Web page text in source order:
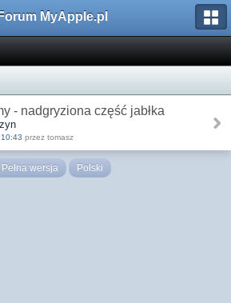
Forum MyApple.pl
- nadgryziona część jabłka
przez tomasz
Pełna wersja Polski